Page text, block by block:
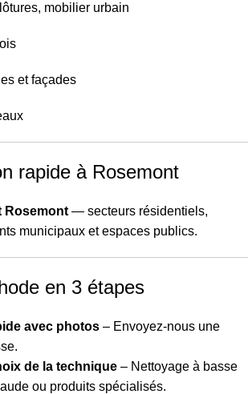
mobilier urbain
et façades
rapide à Rosemont
Rosemont — secteurs résidentiels,
municipaux et espaces publics.
en 3 étapes
avec photos – Envoyez-nous une
de la technique – Nettoyage à basse
ou produits spécialisés.